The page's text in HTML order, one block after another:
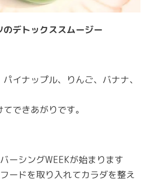
デトックススムージー
イナップル、りんご、バナナ、
できあがりです。
ーシングWEEKが始まります
ードを取り入れてカラダを整え